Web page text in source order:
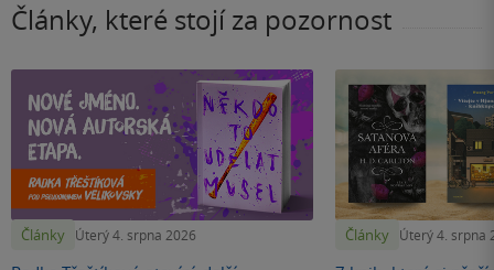
Články, které stojí za pozornost
Články Úterý 4. srpna 2026 Články Úterý 4. srpna